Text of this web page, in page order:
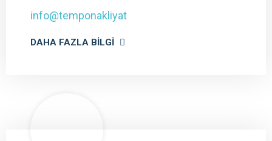
info@temponakliyat
DAHA FAZLA BILGI